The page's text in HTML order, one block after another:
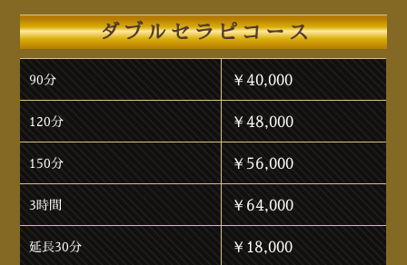
ダブルセラピコース
90分 ￥40,000
120分 ￥48,000
150分 ￥56,000
3時間 ￥64,000
延長30分 ￥18,000